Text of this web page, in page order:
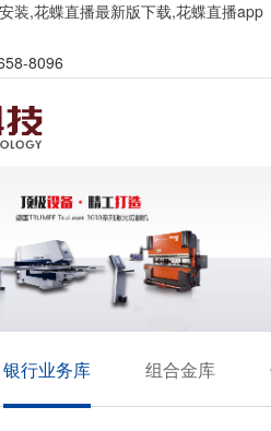
装,花蝶直播最新版下载,花蝶直播app
8096
银行业务库 组合金库